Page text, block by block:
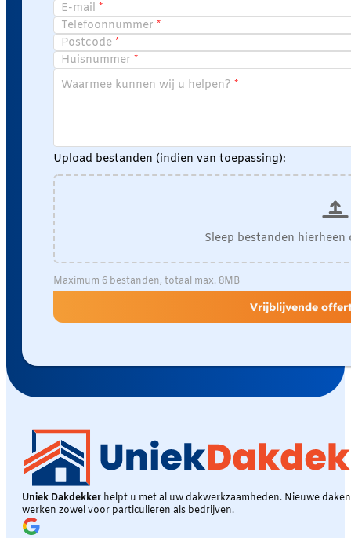
E-mail
Telefoonnummer
Postcode
Huisnummer
Waarmee kunnen wij u helpen?
Upload bestanden (indien van toepassing):
Sleep bestanden
Maximum 6 bestanden, totaal max. 8MB
Vrijblijvende
Uniek Dakdekker helpt u met al uw dakwerkzaamheden. Nieuwe
werken zowel voor particulieren als bedrijven.